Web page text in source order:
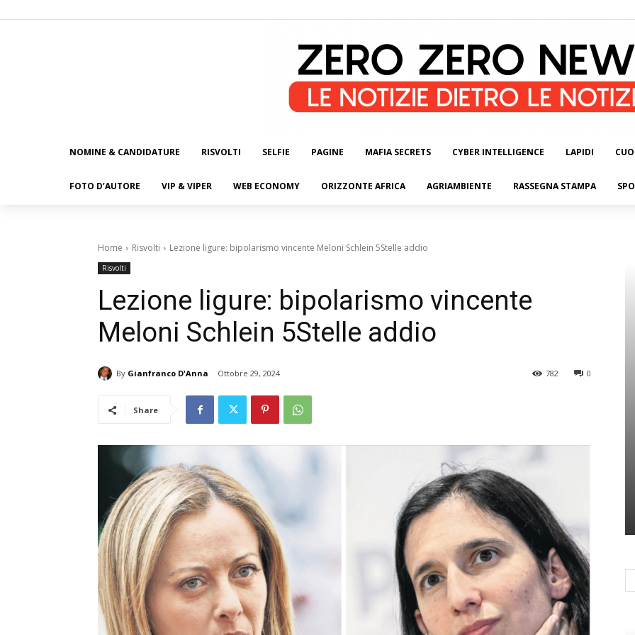
NOMINE & CANDIDATURE RISVOLTI SELFIE PAGINE MAFIA SECRETS CYBER INTELLIGENCE LAPIDI
FOTO D’AUTORE VIP & VIPER WEB ECONOMY ORIZZONTE AFRICA AGRIAMBIENTE RASSEGNA STAMPA
Home Risvolti Lezione ligure: bipolarismo vincente Meloni Schlein 5Stelle addio
Risvolti
Lezione ligure: bipolarismo vincente
Meloni Schlein 5Stelle addio
By Gianfranco D'Anna Ottobre 29, 2024 0
782
Share